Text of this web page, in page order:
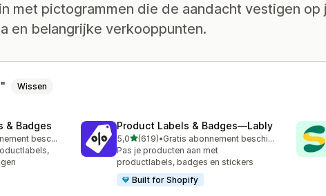
met pictogrammen die de aandacht vestigen op
en belangrijke verkooppunten.
Wissen
& Badges
Gratis abonnement beschikbaar
Product Labels & Badges—Lably
5,0van 5 sterren
(619)
619 recensies in totaal
•
Gratis abonnement beschikbaar
Pas je producten aan met
productlabels, badges en stickers
Built for Shopify